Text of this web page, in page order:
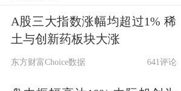
三、行业效益显著改善
1-4月份，规模以上电子
A股三大指数涨幅均超过1% 稀
土与创新药板块大涨
东方财富Choice数据 641评论